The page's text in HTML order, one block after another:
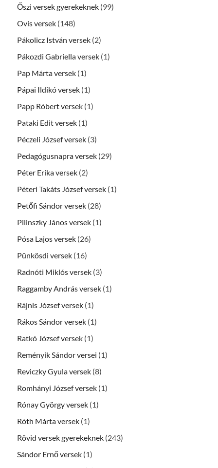
Őszi versek gyerekeknek (99)
Ovis versek (148)
Pákolicz István versek (2)
Pákozdi Gabriella versek (1)
Pap Márta versek (1)
Pápai Ildikó versek (1)
Papp Róbert versek (1)
Pataki Edit versek (1)
Péczeli József versek (3)
Pedagógusnapra versek (29)
Péter Erika versek (2)
Péteri Takáts József versek (1)
Petőfi Sándor versek (28)
Pilinszky János versek (1)
Pósa Lajos versek (26)
Pünkösdi versek (16)
Radnóti Miklós versek (3)
Raggamby András versek (1)
Rájnis József versek (1)
Rákos Sándor versek (1)
Ratkó József versek (1)
Reményik Sándor versei (1)
Reviczky Gyula versek (8)
Romhányi József versek (1)
Rónay György versek (1)
Róth Márta versek (1)
Rövid versek gyerekeknek (243)
Sándor Ernő versek (1)